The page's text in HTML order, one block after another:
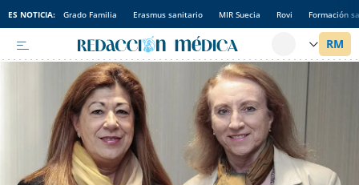
ES NOTICIA: Grado Familia Erasmus sanitario MIR Suecia Rovi Formación